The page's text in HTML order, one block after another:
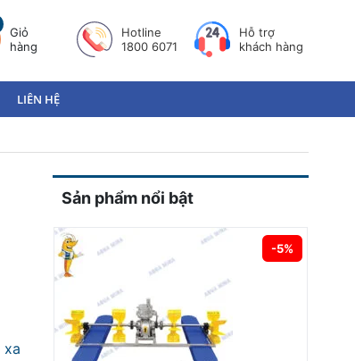
Giỏ
hàng
Hotline
1800 6071
Hỗ trợ
khách hàng
LIÊN HỆ
xa
Sản phẩm nổi bật
-5%